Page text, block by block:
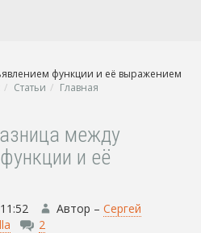
функции и её выражением
Статьи Главная
между
и её
Автор –Сергей
2